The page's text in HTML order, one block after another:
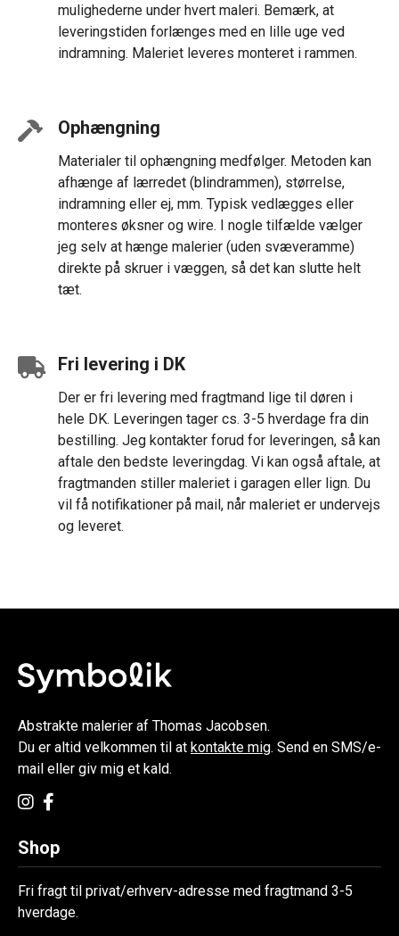
mulighederne under hvert maleri. Bemærk, at
leveringstiden forlænges med en lille uge ved
indramning. Maleriet leveres monteret i rammen.
Ophængning
Materialer til ophængning medfølger. Metoden kan
afhænge af lærredet (blindrammen), størrelse,
indramning eller ej, mm. Typisk vedlægges eller
monteres øksner og wire. I nogle tilfælde vælger
jeg selv at hænge malerier (uden svæveramme)
direkte på skruer i væggen, så det kan slutte helt
tæt.
Fri levering i DK
Der er fri levering med fragtmand lige til døren i
hele DK. Leveringen tager cs. 3-5 hverdage fra din
bestilling. Jeg kontakter forud for leveringen, så kan
aftale den bedste leveringdag. Vi kan også aftale, at
fragtmanden stiller maleriet i garagen eller lign. Du
vil få notifikationer på mail, når maleriet er undervejs
og leveret.
Abstrakte malerier af Thomas Jacobsen.
Du er altid velkommen til at kontakte mig. Send en SMS/e-
mail eller giv mig et kald.
Shop
Fri fragt til privat/erhverv-adresse med fragtmand 3-5
hverdage.